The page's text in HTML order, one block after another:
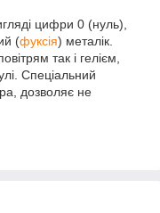
цифри 0 (нуль),
(фуксія) металік.
так і гелієм,
Спеціальний
дозволяє не